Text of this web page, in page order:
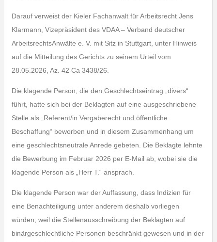
Darauf verweist der Kieler Fachanwalt für Arbeitsrecht Jens
Klarmann, Vizepräsident des VDAA – Verband deutscher
ArbeitsrechtsAnwälte e. V. mit Sitz in Stuttgart, unter Hinweis
auf die Mitteilung des Gerichts zu seinem Urteil vom
28.05.2026, Az. 42 Ca 3438/26.
Die klagende Person, die den Geschlechtseintrag „divers“
führt, hatte sich bei der Beklagten auf eine ausgeschriebene
Stelle als „Referent/in Vergaberecht und öffentliche
Beschaffung“ beworben und in diesem Zusammenhang um
eine geschlechtsneutrale Anrede gebeten. Die Beklagte lehnte
die Bewerbung im Februar 2026 per E-Mail ab, wobei sie die
klagende Person als „Herr T.“ ansprach.
Die klagende Person war der Auffassung, dass Indizien für
eine Benachteiligung unter anderem deshalb vorliegen
würden, weil die Stellenausschreibung der Beklagten auf
binärgeschlechtliche Personen beschränkt gewesen und in der